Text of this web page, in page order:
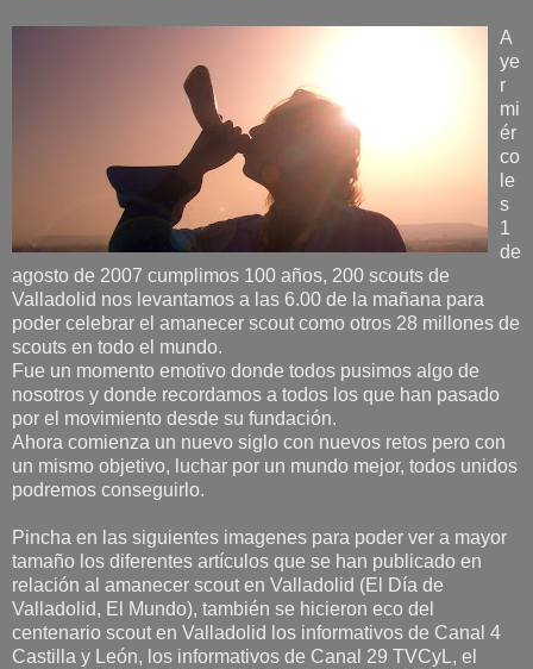
A
ye
r
mi
ér
co
le
s
1
de
agosto de 2007 cumplimos 100 años, 200 scouts de
Valladolid nos levantamos a las 6.00 de la mañana para
poder celebrar el amanecer scout como otros 28 millones de
scouts en todo el mundo.
Fue un momento emotivo donde todos pusimos algo de
nosotros y donde recordamos a todos los que han pasado
por el movimiento desde su fundación.
Ahora comienza un nuevo siglo con nuevos retos pero con
un mismo objetivo, luchar por un mundo mejor, todos unidos
podremos conseguirlo.
Pincha en las siguientes imagenes para poder ver a mayor
tamaño los diferentes artículos que se han publicado en
relación al amanecer scout en Valladolid (El Día de
Valladolid, El Mundo), también se hicieron eco del
centenario scout en Valladolid los informativos de Canal 4
Castilla y León, los informativos de Canal 29 TVCyL, el